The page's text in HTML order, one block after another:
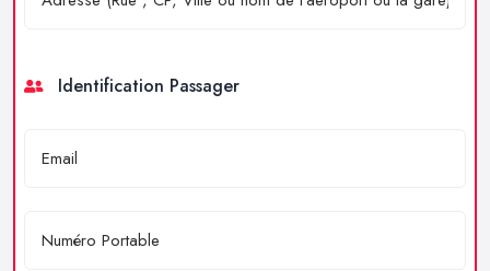
Identification Passager